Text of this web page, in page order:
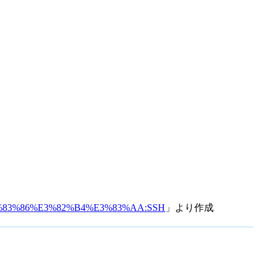
」より作成